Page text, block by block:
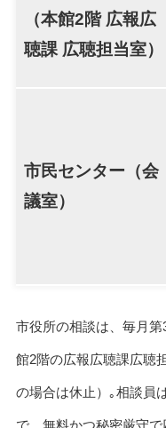
（本館2階 広報広
聴課 広聴担当室）
市民センター（会
議室）
市役所の相談は、毎月
館2階の広報広聴課広聴
の場合は休止）｡相談員
で、無料かつ秘密厳守で